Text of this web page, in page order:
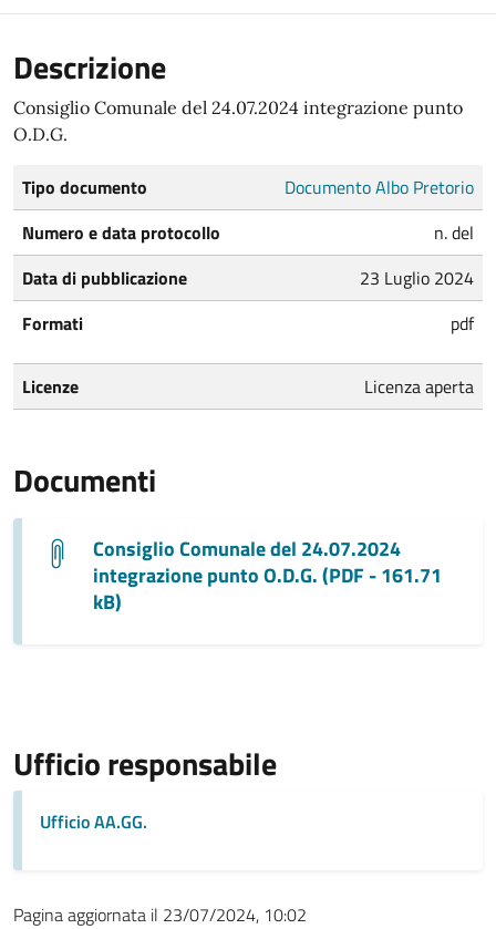
Descrizione
Consiglio Comunale del 24.07.2024 integrazione punto
O.D.G.
Tipo documento
Documento Albo Pretorio
Numero e data protocollo
n. del
Data di pubblicazione
23 Luglio 2024
Formati
pdf
Licenze Licenza aperta
Documenti
Consiglio Comunale del 24.07.2024
integrazione punto O.D.G. (PDF - 161.71
kB)
Ufficio responsabile
Ufficio AA.GG.
Pagina aggiornata il 23/07/2024, 10:02